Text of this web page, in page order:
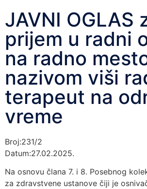
JAVNI OGLAS
prijem u radni
na radno
nazivom viši
terapeut na
vreme
Broj:231/2
Datum:27.02.2025.
Na osnovu člana 7. i 8. Posebnog
za zdravstvene ustanove čiji je